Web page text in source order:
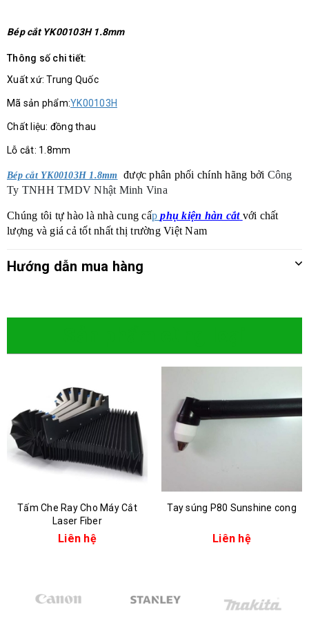
Bép cắt YK00103H 1.8mm
Thông số chi tiết:
Xuất xứ: Trung Quốc
Mã sản phẩm:YK00103H
Chất liệu: đồng thau
Lỗ cắt: 1.8mm
Bép cắt YK00103H 1.8mm được phân phối chính hãng bởi Công
Ty TNHH TMDV Nhật Minh Vina
Chúng tôi tự hào là nhà cung cấpphụ kiện hàn cắt với chất
lượng và giá cả tốt nhất thị trường Việt Nam
Hướng dẫn mua hàng
Tấm Che Ray Cho Máy Cắt
Laser Fiber
Liên hệ
Tay súng P80 Sunshine cong
Liên hệ